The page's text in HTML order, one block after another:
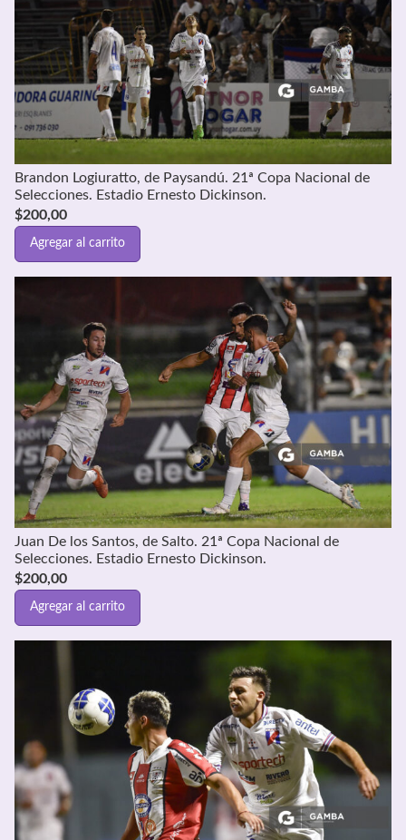
Brandon Logiuratto, de Paysandú. 21ª Copa Nacional de
Selecciones. Estadio Ernesto Dickinson.
$200,00
Agregar al carrito
Juan De los Santos, de Salto. 21ª Copa Nacional de
Selecciones. Estadio Ernesto Dickinson.
$200,00
Agregar al carrito